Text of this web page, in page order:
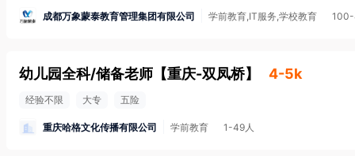
成都万象蒙泰教育管理集团有限公司 学前教育,IT服务,学校教育
幼儿园全科/储备老师 【重庆-双凤桥】 4-5k
经验不限 大专 五险
重庆哈格文化传播有限公司 学前教育 1-49人